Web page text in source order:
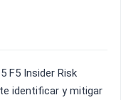
F5 Insider Risk
identificar y mitigar